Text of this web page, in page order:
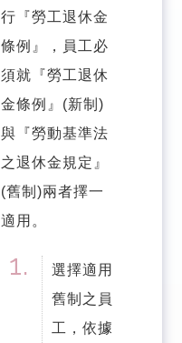
行『勞工退休金
條例』，員工必
須就『勞工退休
金條例』(新制)
與『勞動基準法
之退休金規定』
(舊制)兩者擇一
適用。
選擇適用
舊制之員
工，依據